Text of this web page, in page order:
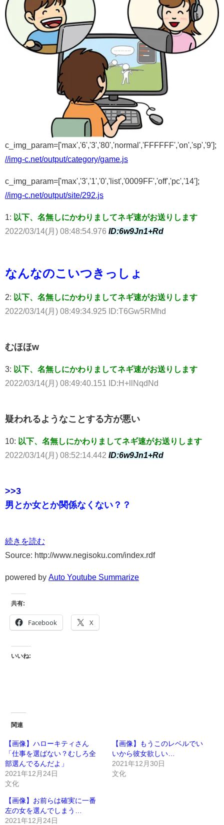
c_img_param=['max','6','3','80','normal','FFFFFF','on','sp','9'];
//img-c.net/output/category/game.js
c_img_param=['max','3','1','0','list','0009FF','off','pc','14'];
//img-c.net/output/site/292.js
1: 以下、名無しにかわりましてネギ速がお送りします
2022/03/14(月) 08:48:54.976 ID:6w9Jn1+Rd
なんなのこいつきっしょ
2: 以下、名無しにかわりましてネギ速がお送りします
2022/03/14(月) 08:49:34.925 ID:T6Gw5RMhd
むほほw
3: 以下、名無しにかわりましてネギ速がお送りします
2022/03/14(月) 08:49:40.151 ID:H+llNqdNd
疑われるようなことする方が悪い
10: 以下、名無しにかわりましてネギ速がお送りします
2022/03/14(月) 08:52:14.442 ID:6w9Jn1+Rd
>>3
男とか女とか関係なくない？？
続きを読む
Source: http://www.negisoku.com/index.rdf
powered by Auto Youtube Summarize
共有:
Facebook X
いいね:
関連
【画像】ハローキティさん
「仕事を選ばない？むしろ全
部選んでるんだよ」
2021年12月24日
文化
【画像】もうこのレベルでい
いから彼女欲しい…
2021年12月30日
文化
【画像】お前らは確実に一番
左の女を選んでしまう…
2021年12月24日